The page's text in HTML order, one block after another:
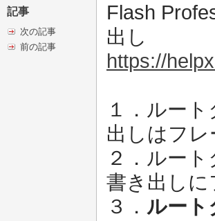
記事
次の記事
前の記事
Flash
出し
https://
１．ルー
出しはフ
２．ルー
書き出し
３． ルート